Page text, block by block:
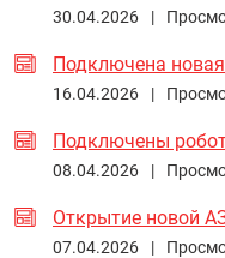
30.04.2026 |
Подключена
16.04.2026 |
Подключены
08.04.2026 |
Открытие новой
07.04.2026 |